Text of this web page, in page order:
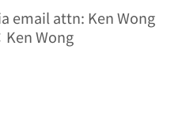
email attn: Ken Wong
Ken Wong